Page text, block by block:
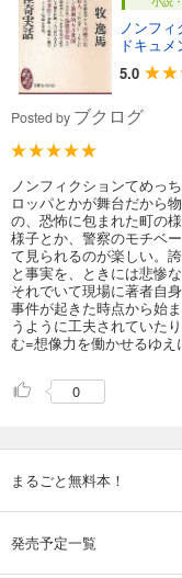
ノンフィ
ドキュ
5.0
Posted by ブクログ
ノンフィクションてめっ
ロッパとかが舞台だから
の、恐怖に包まれた町の
様子とか、警察のモチベ
て見られるのが楽しい。
と事実を、ときには悲惨
それでいて現場に著者自
事件が起きた時点から始
うように工夫されていた
む=想像力を働かせるゆえ
0
まるごと無料本！
発売予定一覧